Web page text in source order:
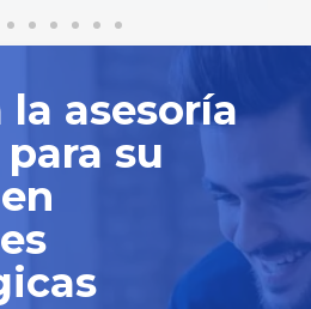
asesoría
su